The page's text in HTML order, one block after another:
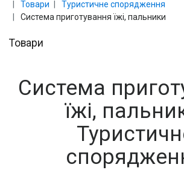
Товари
Туристичне спорядження
Система приготування їжі, пальники
Товари
Система
їжі,